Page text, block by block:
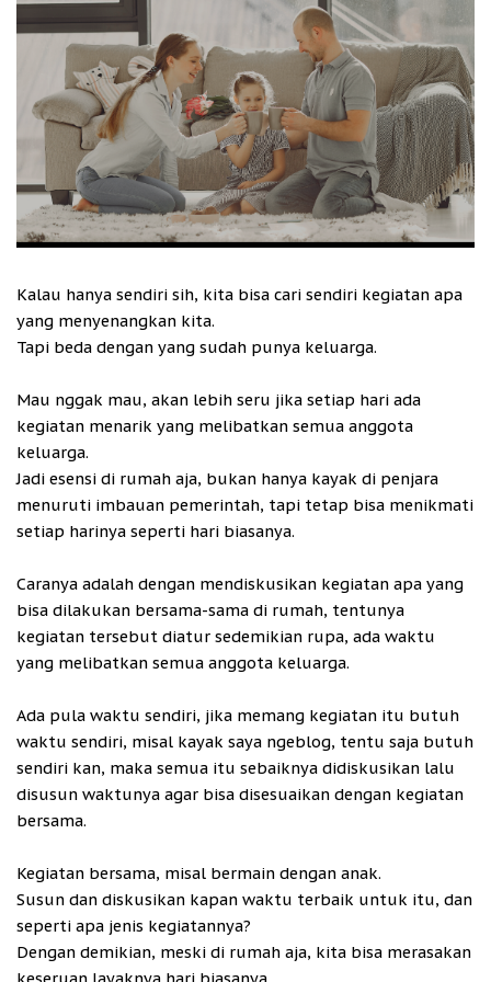
Kalau hanya sendiri sih, kita bisa cari sendiri kegiatan apa
yang menyenangkan kita.
Tapi beda dengan yang sudah punya keluarga.
Mau nggak mau, akan lebih seru jika setiap hari ada
kegiatan menarik yang melibatkan semua anggota
keluarga.
Jadi esensi di rumah aja, bukan hanya kayak di penjara
menuruti imbauan pemerintah, tapi tetap bisa menikmati
setiap harinya seperti hari biasanya.
Caranya adalah dengan mendiskusikan kegiatan apa yang
bisa dilakukan bersama-sama di rumah, tentunya
kegiatan tersebut diatur sedemikian rupa, ada waktu
yang melibatkan semua anggota keluarga.
Ada pula waktu sendiri, jika memang kegiatan itu butuh
waktu sendiri, misal kayak saya ngeblog, tentu saja butuh
sendiri kan, maka semua itu sebaiknya didiskusikan lalu
disusun waktunya agar bisa disesuaikan dengan kegiatan
bersama.
Kegiatan bersama, misal bermain dengan anak.
Susun dan diskusikan kapan waktu terbaik untuk itu, dan
seperti apa jenis kegiatannya?
Dengan demikian, meski di rumah aja, kita bisa merasakan